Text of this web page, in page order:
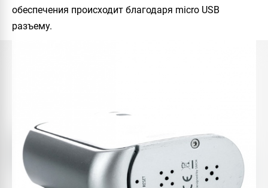
обеспечения происходит благодаря micro USB
разъему.